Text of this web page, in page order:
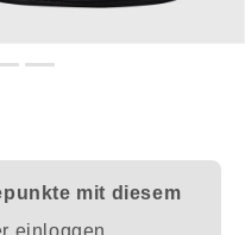
mit diesem